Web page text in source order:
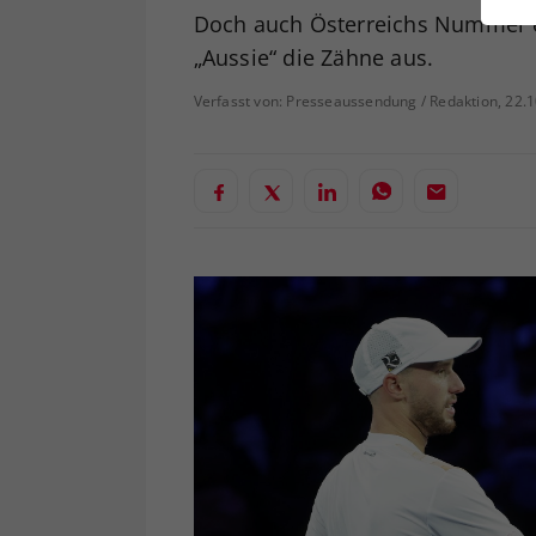
Doch auch Österreichs
„Aussie“ die Zähne aus.
Verfasst von: Presseaussendung / Redaktion,